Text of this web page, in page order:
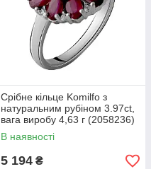
Срібне кільце Komilfo з
натуральним рубіном 3.97ct,
вага виробу 4,63 г (2058236)
18 розмір
В наявності
5 194 ₴